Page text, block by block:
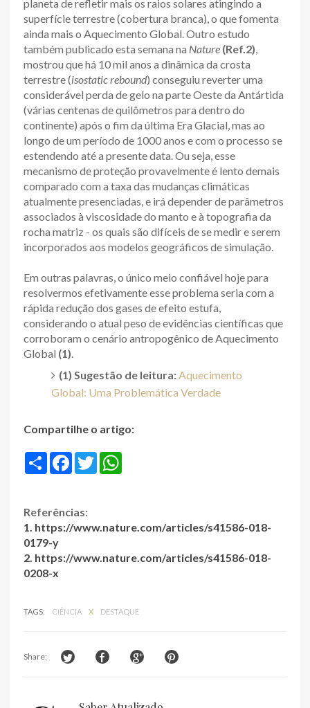
planeta de refletir mais os raios solares atingindo a
superfície terrestre (cobertura branca), o que fomenta
ainda mais o Aquecimento Global. Outro estudo
também publicado esta semana na Nature (Ref.2),
mostrou que há 10 mil anos a dinâmica da crosta
terrestre (isostatic rebound) conseguiu reverter uma
considerável perda de gelo na parte Oeste da Antártida
(várias centenas de quilômetros para dentro do
continente) após o fim da última Era Glacial, mas ao
longo de um período de 1000 anos e com o processo se
estendendo até a presente data. Ou seja, esse
mecanismo de proteção provavelmente é lento demais
comparado com a taxa das mudanças climáticas
atualmente presenciadas, e irá depender de parâmetros
associados à viscosidade do manto e à topografia da
rocha matriz - os quais são difíceis de se medir e serem
incorporados aos modelos geográficos de simulação.
Em outras palavras, o único meio confiável hoje para
resolvermos efetivamente esse problema seria com a
rápida redução dos gases de efeito estufa,
considerando o atual peso de evidências científicas que
corroboram o cenário antropogênico de Aquecimento
Global (1).
(1) Sugestão de leitura:Aquecimento
Global: Uma Problemática Verdade
Compartilhe o artigo:
S
F
o
o
k
T
w
r
p
p
Referências:
1. https://www.nature.com/articles/s41586-018-
0179-y
2. https://www.nature.com/articles/s41586-018-
0208-x
TAGS: CIÊNCIA X DESTAQUE
Share: